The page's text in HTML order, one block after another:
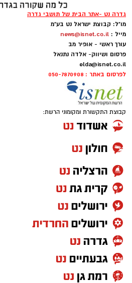
גדרה נט -אתר הבית של תושבי גדרה
מו"ל: קבוצת ישראל נט בע"מ
מייל : news@isnet.co.il
עורך ראשי - אופיר מב
פרסום ושיווק- אלדה נתנאל
elda@isnet.co.il
לפרסום באתר : 050-7870908
קבוצת התקשורת ומקומוני הרשת: